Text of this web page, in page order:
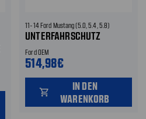
11-14 Ford Mustang (5.0, 5.4, 5.8)
UNTERFAHRSCHUTZ
Ford OEM
514,98€
shopping_cart
IN DEN
WARENKORB